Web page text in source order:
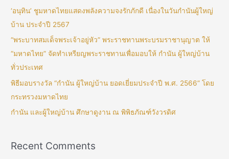
‘อนุทิน’ ชูมหาดไทยแสดงพลังความจงรักภักดี เนื่องในวันกำนันผู้ใหญ่
บ้าน ประจำปี 2567
“พระบาทสมเด็จพระเจ้าอยู่หัว” พระราชทานพระบรมราชานุญาต ให้
“มหาดไทย” จัดทำเหรียญพระราชทานเพื่อมอบให้ กำนัน ผู้ใหญ่บ้าน
ทั่วประเทศ
พิธีมอบรางวัล “กำนัน ผู้ใหญ่บ้าน ยอดเยี่ยมประจำปี พ.ศ. 2566” โดย
กระทรวงมหาดไทย
กำนัน และผู้ใหญ่บ้าน ศึกษาดูงาน ณ พิพิธภัณฑ์วังวรดิศ
Recent Comments